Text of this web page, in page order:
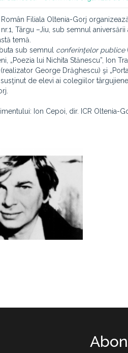
Filiala Oltenia-Gorj
Târgu –Jiu, sub semnul
temă.
sub semnul conferinţelor publice
„Poezia lui Nichita Stănescu”, Ion
George Drăghescu) şi
susţinut de elevi ai colegiilor
Ion Cepoi, dir. ICR Oltenia-